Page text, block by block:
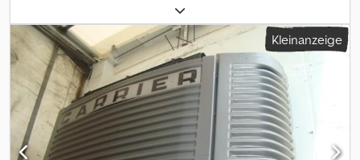
an Arjan Kamsteeg oder Rob Veldhuis, um weitere Informationen
zu erhalten.
Kleinanzeige